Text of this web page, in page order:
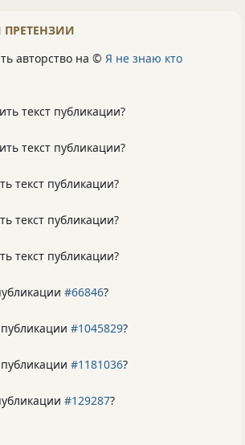
авторство на © Я не знаю кто
текст публикации?
текст публикации?
текст публикации?
текст публикации?
текст публикации?
#66846?
#1045829?
#1181036?
#129287?